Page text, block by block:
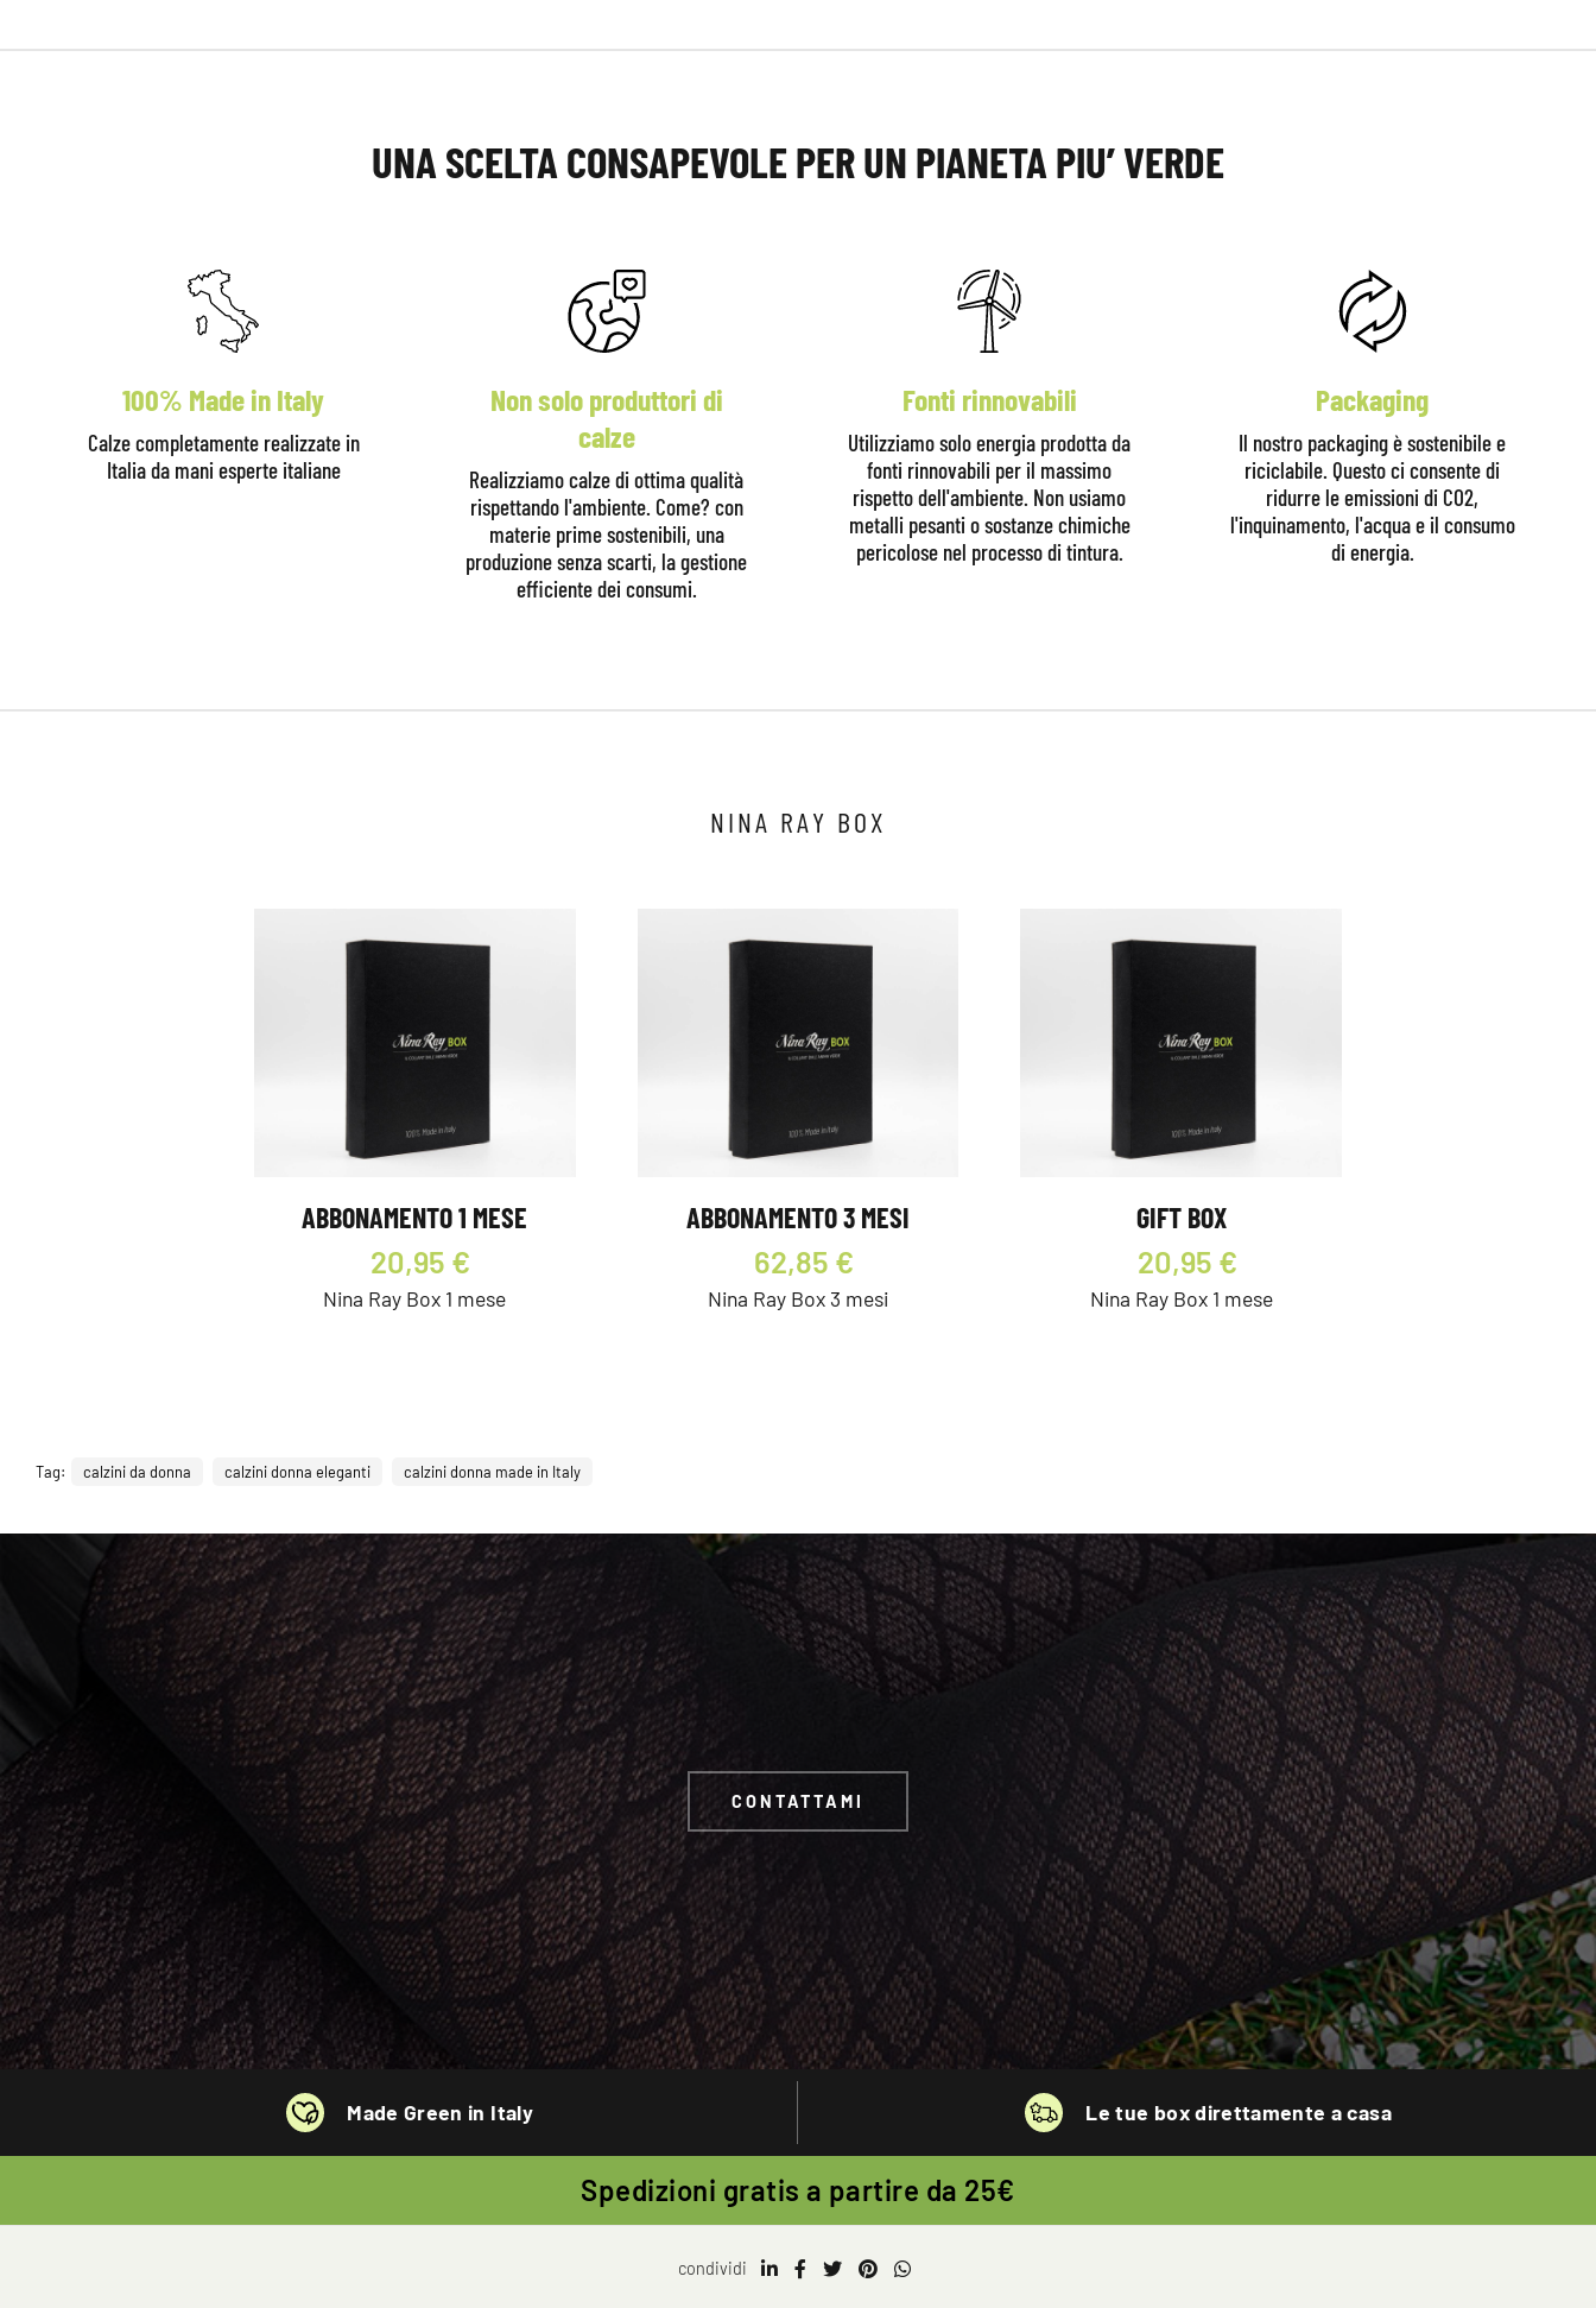
UNA SCELTA CONSAPEVOLE PER UN PIANETA PIU’ VERDE
100% Made in Italy
Calze completamente realizzate in
Italia da mani esperte italiane
Non solo produttori di
calze
Realizziamo calze di ottima qualità
rispettando l'ambiente. Come? con
materie prime sostenibili, una
produzione senza scarti, la gestione
efficiente dei consumi.
Fonti rinnovabili
Utilizziamo solo energia prodotta da
fonti rinnovabili per il massimo
rispetto dell'ambiente. Non usiamo
metalli pesanti o sostanze chimiche
pericolose nel processo di tintura.
Packaging
Il nostro packaging è sostenibile e
riciclabile. Questo ci consente di
ridurre le emissioni di CO2,
l'inquinamento, l'acqua e il consumo
di energia.
NINA RAY BOX
ABBONAMENTO 1 MESE
20,95 €
Nina Ray Box 1 mese
ABBONAMENTO 3 MESI
62,85 €
Nina Ray Box 3 mesi
GIFT BOX
20,95 €
Nina Ray Box 1 mese
Tag: calzini da donna calzini donna eleganti calzini donna made in Italy
CONTATTAMI
Made Green in Italy Le tue box direttamente a casa
Spedizioni gratis a partire da 25€
condividi